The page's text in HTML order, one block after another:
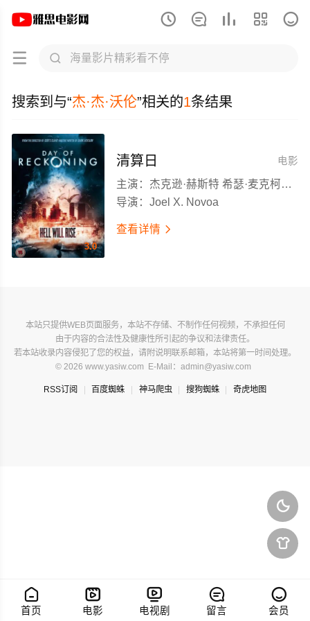
    
 
搜索到与“杰·杰·沃伦”相关的1条结果
3.0
电影
清算日
主演： 杰克逊·赫斯特 希瑟·麦克柯布 杰·杰·沃伦 哈娜·海耶斯
导演： Joel X. Novoa
查看详情 


本站只提供WEB页面服务，本站不存储、不制作任何视频，不承担任何
由于内容的合法性及健康性所引起的争议和法律责任。
若本站收录内容侵犯了您的权益，请附说明联系邮箱，本站将第一时间处理。
© 2026 www.yasiw.com E-Mail：admin@yasiw.com
RSS订阅 百度蜘蛛 神马爬虫 搜狗蜘蛛 奇虎地图

首页

电影

电视剧

留言

会员